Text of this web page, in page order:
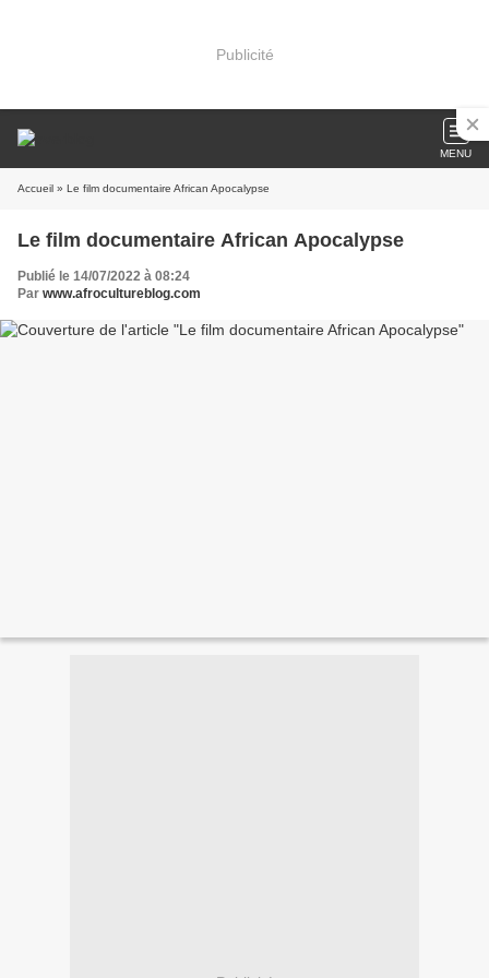
Publicité
MENU
Accueil » Le film documentaire African Apocalypse
Le film documentaire African Apocalypse
Publié le 14/07/2022 à 08:24
Par www.afrocultureblog.com